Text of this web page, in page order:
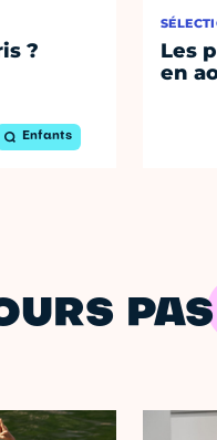
?
Enfants
Les
en